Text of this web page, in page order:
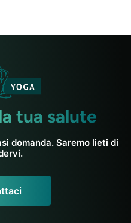
tua salute
domanda. Saremo lieti di